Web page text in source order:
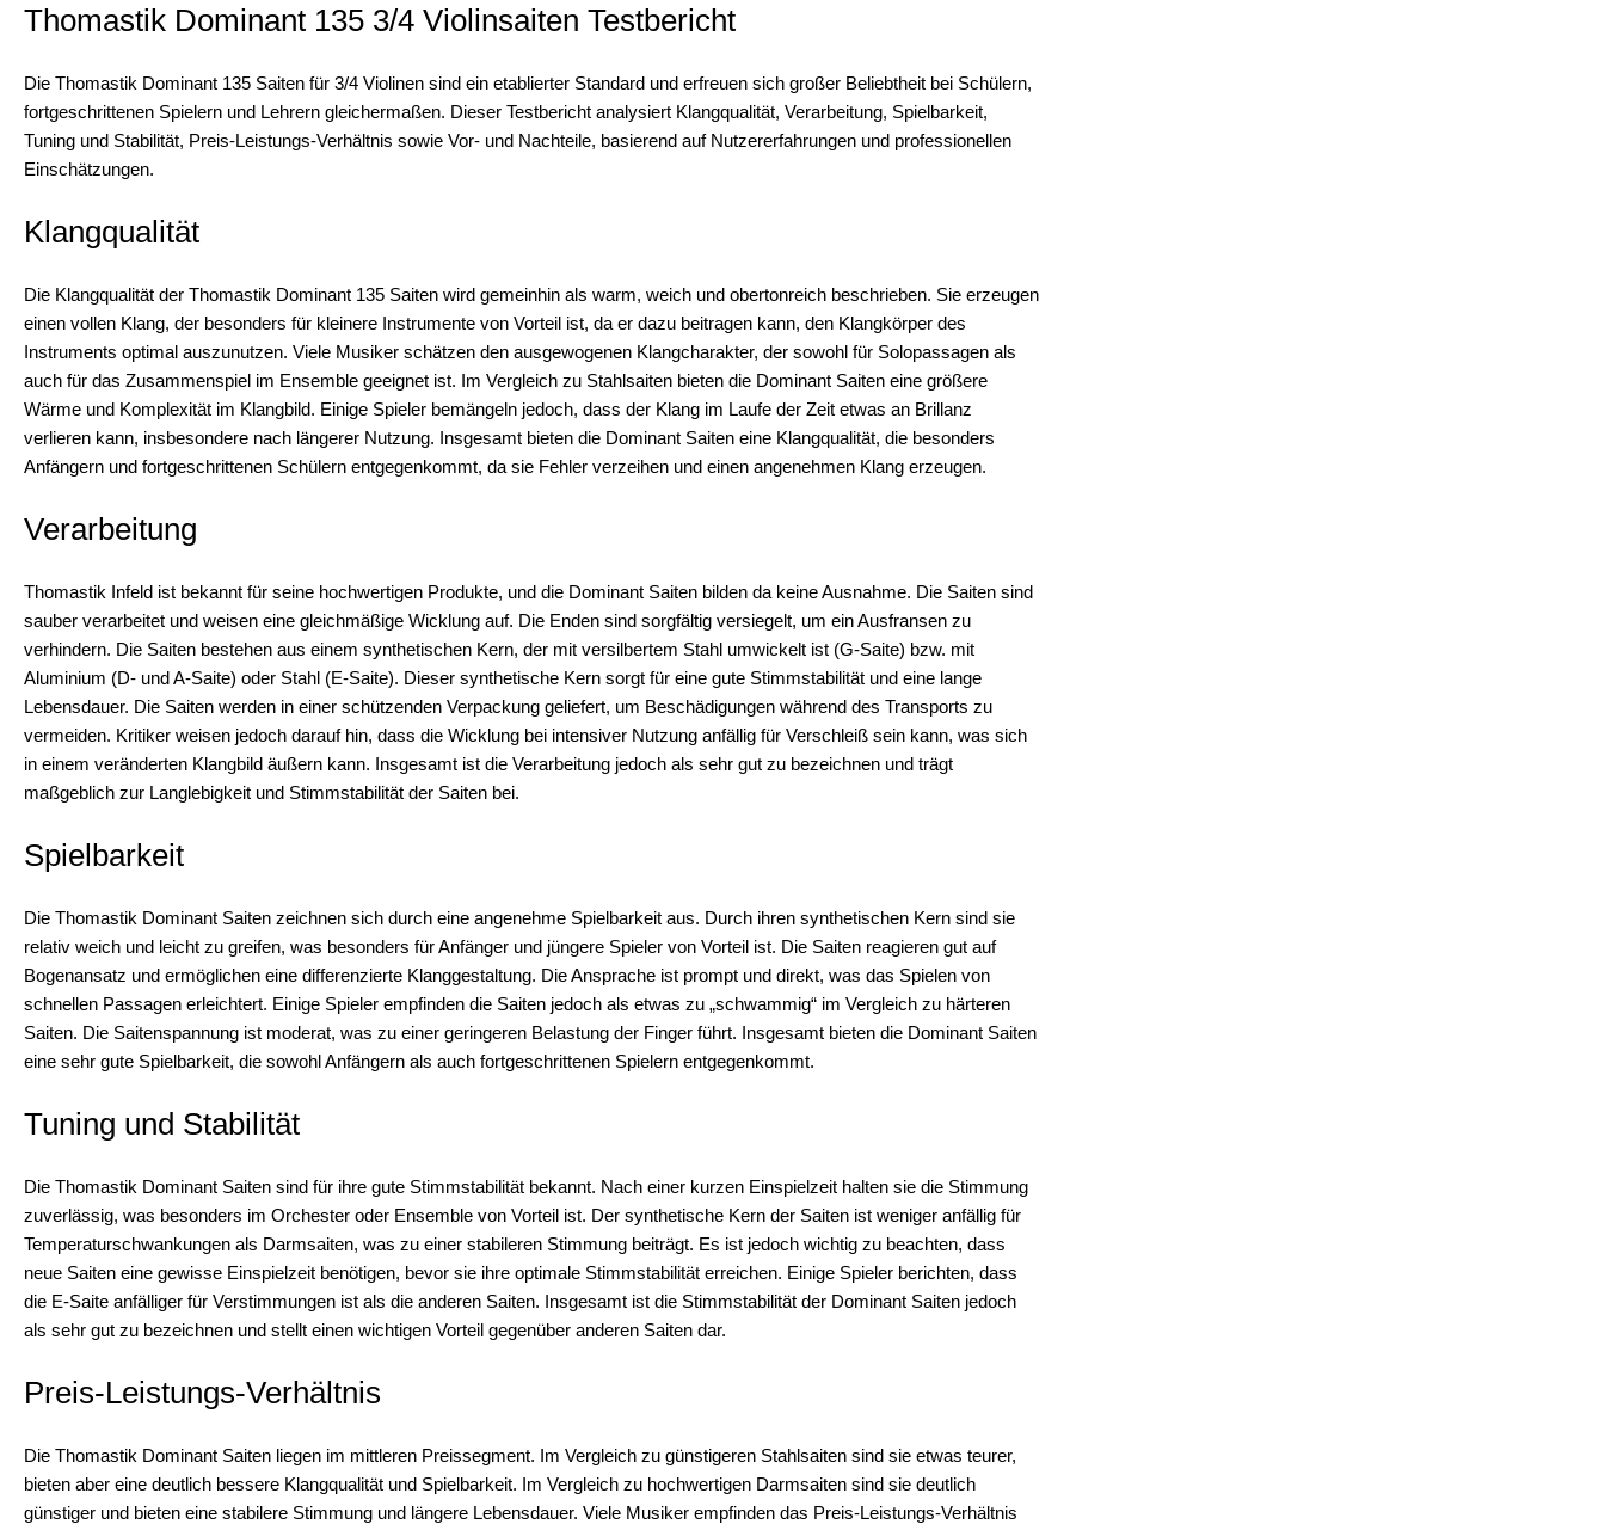
Thomastik Dominant 135 3/4 Violinsaiten Testbericht
Die Thomastik Dominant 135 Saiten für 3/4 Violinen sind ein etablierter Standard und erfreuen sich großer Beliebtheit bei Schülern,
fortgeschrittenen Spielern und Lehrern gleichermaßen. Dieser Testbericht analysiert Klangqualität, Verarbeitung, Spielbarkeit,
Tuning und Stabilität, Preis-Leistungs-Verhältnis sowie Vor- und Nachteile, basierend auf Nutzererfahrungen und professionellen
Einschätzungen.
Klangqualität
Die Klangqualität der Thomastik Dominant 135 Saiten wird gemeinhin als warm, weich und obertonreich beschrieben. Sie erzeugen
einen vollen Klang, der besonders für kleinere Instrumente von Vorteil ist, da er dazu beitragen kann, den Klangkörper des
Instruments optimal auszunutzen. Viele Musiker schätzen den ausgewogenen Klangcharakter, der sowohl für Solopassagen als
auch für das Zusammenspiel im Ensemble geeignet ist. Im Vergleich zu Stahlsaiten bieten die Dominant Saiten eine größere
Wärme und Komplexität im Klangbild. Einige Spieler bemängeln jedoch, dass der Klang im Laufe der Zeit etwas an Brillanz
verlieren kann, insbesondere nach längerer Nutzung. Insgesamt bieten die Dominant Saiten eine Klangqualität, die besonders
Anfängern und fortgeschrittenen Schülern entgegenkommt, da sie Fehler verzeihen und einen angenehmen Klang erzeugen.
Verarbeitung
Thomastik Infeld ist bekannt für seine hochwertigen Produkte, und die Dominant Saiten bilden da keine Ausnahme. Die Saiten sind
sauber verarbeitet und weisen eine gleichmäßige Wicklung auf. Die Enden sind sorgfältig versiegelt, um ein Ausfransen zu
verhindern. Die Saiten bestehen aus einem synthetischen Kern, der mit versilbertem Stahl umwickelt ist (G-Saite) bzw. mit
Aluminium (D- und A-Saite) oder Stahl (E-Saite). Dieser synthetische Kern sorgt für eine gute Stimmstabilität und eine lange
Lebensdauer. Die Saiten werden in einer schützenden Verpackung geliefert, um Beschädigungen während des Transports zu
vermeiden. Kritiker weisen jedoch darauf hin, dass die Wicklung bei intensiver Nutzung anfällig für Verschleiß sein kann, was sich
in einem veränderten Klangbild äußern kann. Insgesamt ist die Verarbeitung jedoch als sehr gut zu bezeichnen und trägt
maßgeblich zur Langlebigkeit und Stimmstabilität der Saiten bei.
Spielbarkeit
Die Thomastik Dominant Saiten zeichnen sich durch eine angenehme Spielbarkeit aus. Durch ihren synthetischen Kern sind sie
relativ weich und leicht zu greifen, was besonders für Anfänger und jüngere Spieler von Vorteil ist. Die Saiten reagieren gut auf
Bogenansatz und ermöglichen eine differenzierte Klanggestaltung. Die Ansprache ist prompt und direkt, was das Spielen von
schnellen Passagen erleichtert. Einige Spieler empfinden die Saiten jedoch als etwas zu „schwammig“ im Vergleich zu härteren
Saiten. Die Saitenspannung ist moderat, was zu einer geringeren Belastung der Finger führt. Insgesamt bieten die Dominant Saiten
eine sehr gute Spielbarkeit, die sowohl Anfängern als auch fortgeschrittenen Spielern entgegenkommt.
Tuning und Stabilität
Die Thomastik Dominant Saiten sind für ihre gute Stimmstabilität bekannt. Nach einer kurzen Einspielzeit halten sie die Stimmung
zuverlässig, was besonders im Orchester oder Ensemble von Vorteil ist. Der synthetische Kern der Saiten ist weniger anfällig für
Temperaturschwankungen als Darmsaiten, was zu einer stabileren Stimmung beiträgt. Es ist jedoch wichtig zu beachten, dass
neue Saiten eine gewisse Einspielzeit benötigen, bevor sie ihre optimale Stimmstabilität erreichen. Einige Spieler berichten, dass
die E-Saite anfälliger für Verstimmungen ist als die anderen Saiten. Insgesamt ist die Stimmstabilität der Dominant Saiten jedoch
als sehr gut zu bezeichnen und stellt einen wichtigen Vorteil gegenüber anderen Saiten dar.
Preis-Leistungs-Verhältnis
Die Thomastik Dominant Saiten liegen im mittleren Preissegment. Im Vergleich zu günstigeren Stahlsaiten sind sie etwas teurer,
bieten aber eine deutlich bessere Klangqualität und Spielbarkeit. Im Vergleich zu hochwertigen Darmsaiten sind sie deutlich
günstiger und bieten eine stabilere Stimmung und längere Lebensdauer. Viele Musiker empfinden das Preis-Leistungs-Verhältnis